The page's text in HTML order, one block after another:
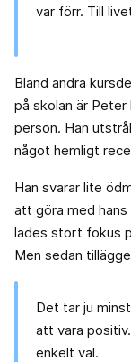
var förr. Till
Bland andra
på skolan är
person. Han
något hemligt
Han svarar lite
att göra med
lades stort fokus
Men sedan
Det tar ju
att vara
enkelt val.